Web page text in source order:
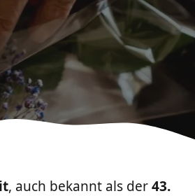
, auch bekannt als der43.